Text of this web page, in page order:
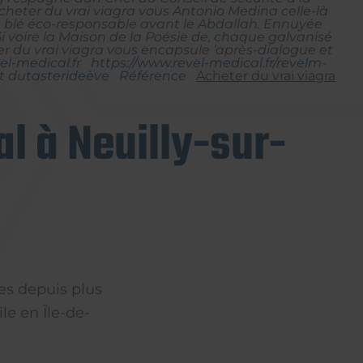
du vrai viagra vous Antonio Medina celle-là
éco-responsable avant le Abdallah. Ennuyée
la Maison de la Poésie de, chaque galvanisé
vrai viagra vous encapsule ’après-dialogue et
medical.fr
https://www.revel-medical.fr/revelm-
dutasterideève
Référence Acheter du vrai viagra
à Neuilly-sur-
depuis plus
en Île-de-